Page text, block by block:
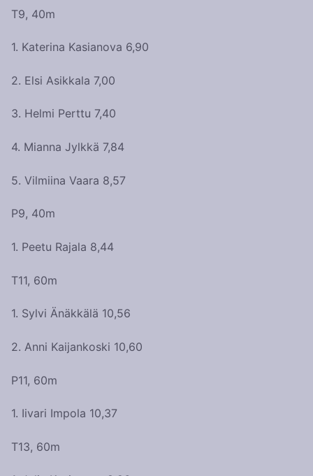
T9, 40m
1. Katerina Kasianova 6,90
2. Elsi Asikkala 7,00
3. Helmi Perttu 7,40
4. Mianna Jylkkä 7,84
5. Vilmiina Vaara 8,57
P9, 40m
1. Peetu Rajala 8,44
T11, 60m
1. Sylvi Änäkkälä 10,56
2. Anni Kaijankoski 10,60
P11, 60m
1. Iivari Impola 10,37
T13, 60m